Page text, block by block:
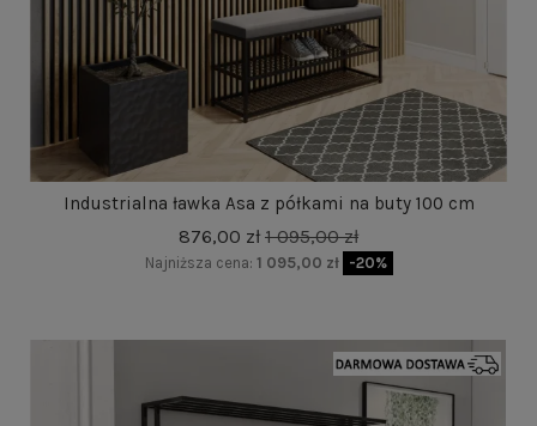
Industrialna ławka Asa z półkami na buty 100 cm
876,00 zł 1 095,00 zł
Najniższa cena: 1 095,00 zł -20%